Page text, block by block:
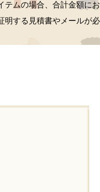
ムの場合、合計金額にお
明する見積書やメールが必